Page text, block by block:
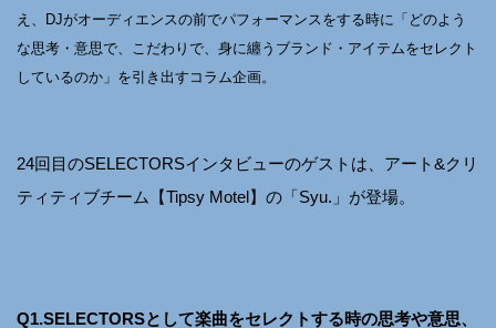
え、DJがオーディエンスの前でパフォーマンスをする時に「どのよう
な思考・意思で、こだわりで、身に纏うブランド・アイテムをセレクト
しているのか」を引き出すコラム企画。
24回目のSELECTORSインタビューのゲストは、アート&クリ
ティティブチーム【Tipsy Motel】の「Syu.」が登場。
Q1.SELECTORSとして楽曲をセレクトする時の思考や意思、